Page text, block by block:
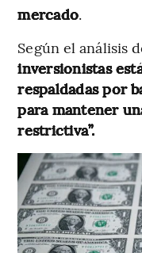
mercado.
Según el análisis
inversionistas
respaldadas por
para mantener
restrictiva”.